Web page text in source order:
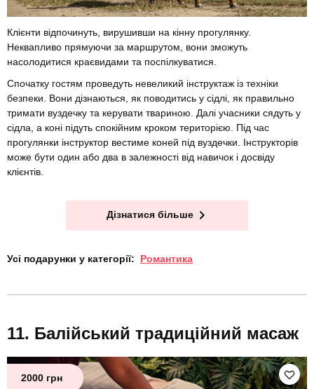
Клієнти відпочинуть, вирушивши на кінну прогулянку.
Неквапливо прямуючи за маршрутом, вони зможуть
насолодитися краєвидами та поспілкуватися.
Спочатку гостям проведуть невеликий інструктаж із техніки
безпеки. Вони дізнаються, як поводитись у сідлі, як правильно
тримати вуздечку та керувати твариною. Далі учасники сядуть у
сідла, а коні підуть спокійним кроком територією. Під час
прогулянки інструктор вестиме коней під вуздечки. Інструкторів
може бути один або два в залежності від навичок і досвіду
клієнтів.
Дізнатися більше
Усі подарунки у категорії: Романтика
Балійський традиційний масаж
2000 грн